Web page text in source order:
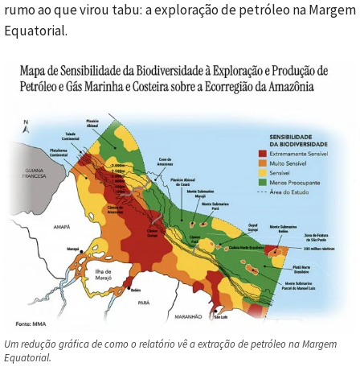
rumo ao que virou tabu: a exploração de petróleo na Margem
Equatorial.
Um redução gráfica de como o relatório vê a extração de petróleo na Margem
Equatorial.